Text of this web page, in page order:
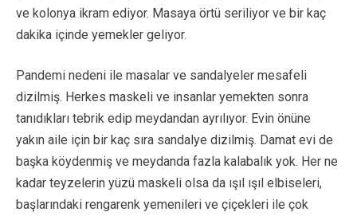
ve kolonya ikram ediyor. Masaya örtü seriliyor ve bir kaç
dakika içinde yemekler geliyor.
Pandemi nedeni ile masalar ve sandalyeler mesafeli
dizilmiş. Herkes maskeli ve insanlar yemekten sonra
tanıdıkları tebrik edip meydandan ayrılıyor. Evin önüne
yakın aile için bir kaç sıra sandalye dizilmiş. Damat evi de
başka köydenmiş ve meydanda fazla kalabalık yok. Her ne
kadar teyzelerin yüzü maskeli olsa da ışıl ışıl elbiseleri,
başlarındaki rengarenk yemenileri ve çiçekleri ile çok